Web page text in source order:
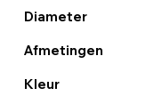
Diameter
Afmetingen
Kleur